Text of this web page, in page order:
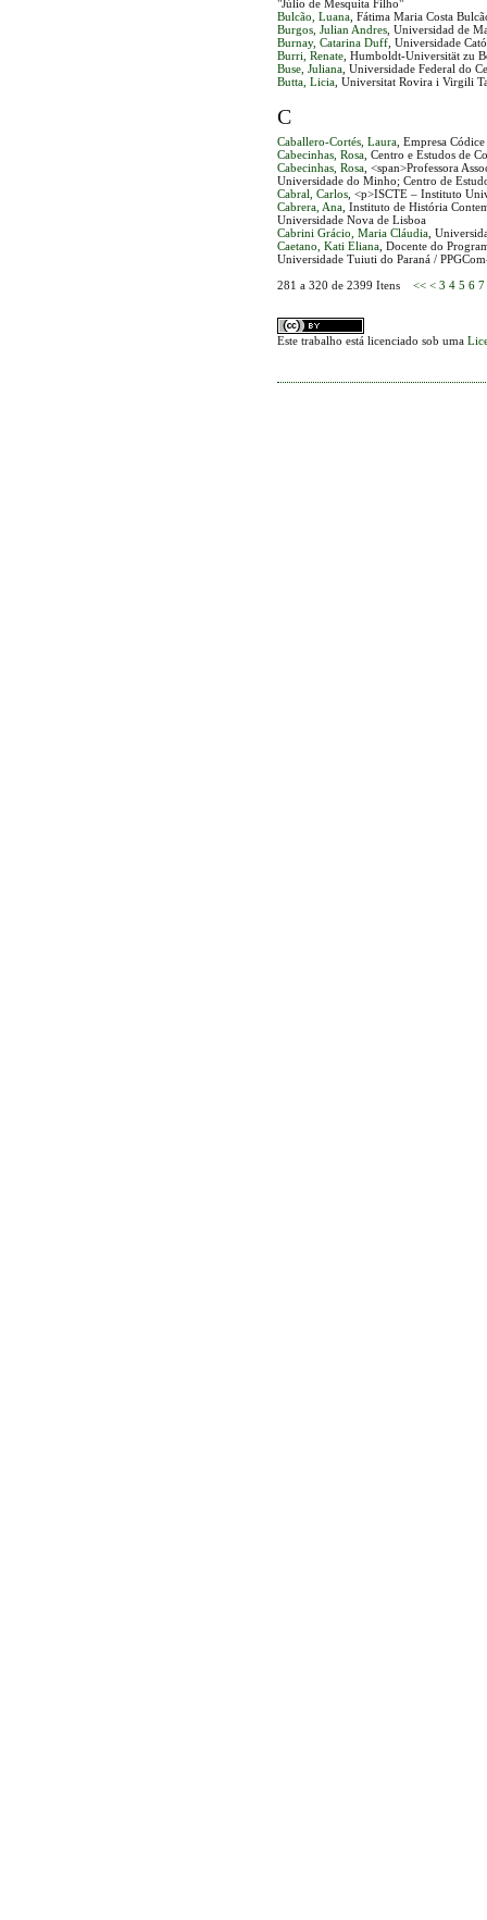
"Júlio de Mesquita Filho"
Bulcão, Luana, Fátima Maria Costa
Burgos, Julian Andres, Universidad de
Burnay, Catarina Duff, Universidade
Burri, Renate, Humboldt-Universität zu
Buse, Juliana, Universidade Federal do
Butta, Licia, Universitat Rovira i Virgili
C
Caballero-Cortés, Laura, Empresa
Cabecinhas, Rosa, Centro e Estudos de
Cabecinhas, Rosa, <span>Professora
Universidade do Minho; Centro de
Cabral, Carlos, <p>ISCTE – Instituto
Cabrera, Ana, Instituto de História
Universidade Nova de Lisboa
Cabrini Grácio, Maria Cláudia,
Caetano, Kati Eliana, Docente do
Universidade Tuiuti do Paraná /
281 a 320 de 2399 Itens << < 3 4 5 6 7
Este trabalho está licenciado sob uma